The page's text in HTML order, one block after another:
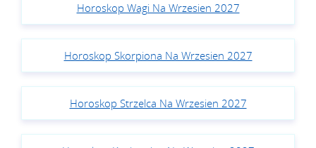
Horoskop Wagi Na Wrzesien 2027
Horoskop Skorpiona Na Wrzesien 2027
Horoskop Strzelca Na Wrzesien 2027